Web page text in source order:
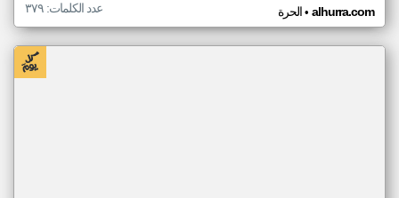
الحرة• alhurra.com عدد الكلمات: ٣٧٩